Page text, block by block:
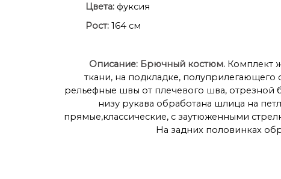
Цвета: фуксия
Рост: 164 см
Описание: Брючный костюм. Комплект
ткани, на подкладке, полуприлегающего
рельефные швы от плечевого шва, отрезной
низу рукава обработана шлица на
прямые,классические, с заутюженными
На задних половинках